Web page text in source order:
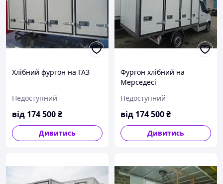
Хлібний фургон на ГАЗ
Недоступний
від 174 500₴
Дивитись
Фургон хлібний на
Мерседесі
Недоступний
від 174 500₴
Дивитись